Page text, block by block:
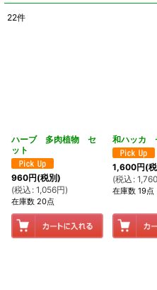
22件
ハーブ 多肉植物 セ
ット
960円(税別)
(税込 : 1,056円)
在庫数 20点
和ハッカ
1,600円(
(税込 : 1,760
在庫数 19点